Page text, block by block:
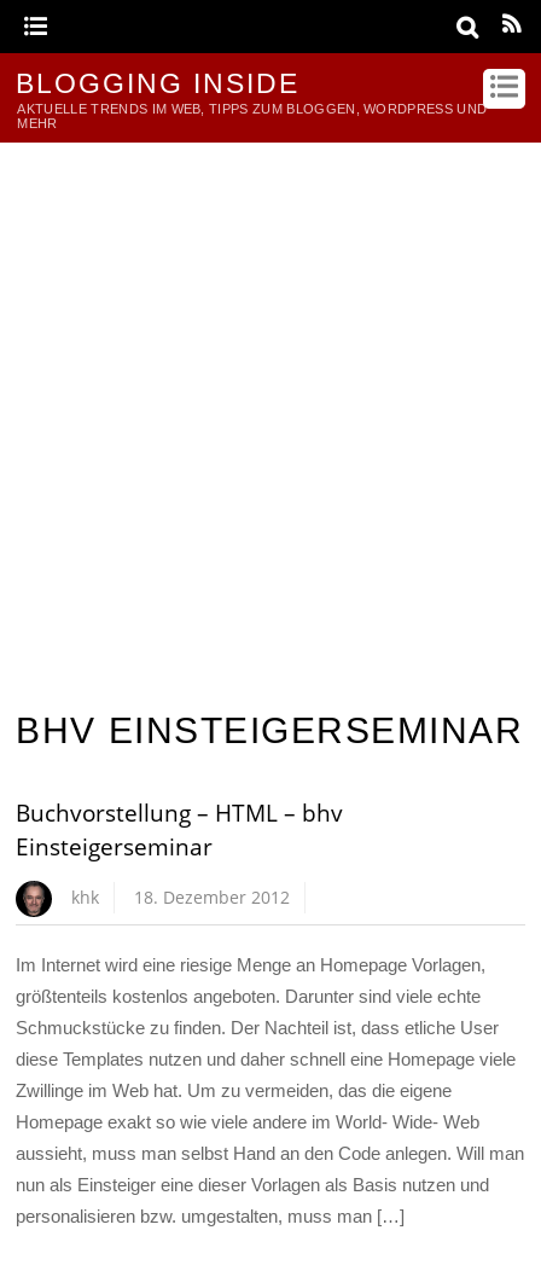
BLOGGING INSIDE
AKTUELLE TRENDS IM WEB, TIPPS ZUM BLOGGEN, WORDPRESS UND
MEHR
BHV EINSTEIGERSEMINAR
Buchvorstellung – HTML – bhv
Einsteigerseminar
khk 18. Dezember 2012
Im Internet wird eine riesige Menge an Homepage Vorlagen,
größtenteils kostenlos angeboten. Darunter sind viele echte
Schmuckstücke zu finden. Der Nachteil ist, dass etliche User
diese Templates nutzen und daher schnell eine Homepage viele
Zwillinge im Web hat. Um zu vermeiden, das die eigene
Homepage exakt so wie viele andere im World- Wide- Web
aussieht, muss man selbst Hand an den Code anlegen. Will man
nun als Einsteiger eine dieser Vorlagen als Basis nutzen und
personalisieren bzw. umgestalten, muss man […]